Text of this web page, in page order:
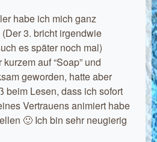
habe ich mich ganz
3. bricht irgendwie
es später noch mal)
auf “Soap” und
geworden, hatte aber
beim Lesen, dass ich sofort
Vertrauens animiert habe
🙂 Ich bin sehr neugierig